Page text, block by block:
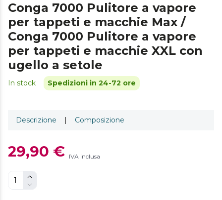
Conga 7000 Pulitore a vapore
per tappeti e macchie Max /
Conga 7000 Pulitore a vapore
per tappeti e macchie XXL con
ugello a setole
In stock Spedizioni in 24-72 ore
Descrizione | Composizione
29,90 € IVA inclusa